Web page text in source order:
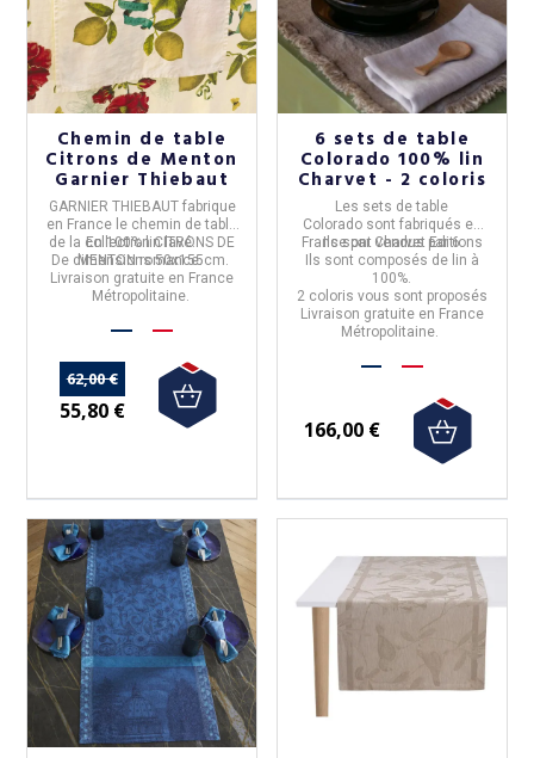
Chemin de table
Citrons de Menton
Garnier Thiebaut
GARNIER THIEBAUTfabrique
en France le chemin de table
de la collectionCITRONS DE
MENTON romance.
En 100% lin lavé.
De dimensions50x155cm.
Livraison gratuite en France
Métropolitaine.
62,00 €
55,80 €
6 sets de table
Colorado 100% lin
Charvet - 2 coloris
Les sets de table
Coloradosont fabriqués en
France par Charvet Editions
Ils sont vendus par 6
Ils sont composés de lin à
100%.
2 coloris vous sont proposés
Livraison gratuite en France
Métropolitaine.
166,00 €